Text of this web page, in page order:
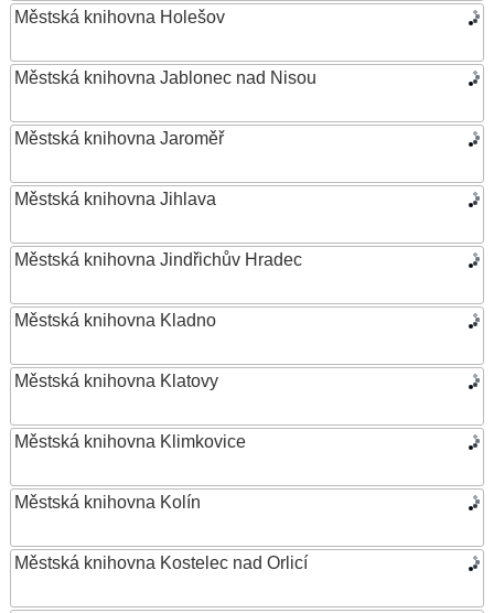
Městská knihovna Holešov
Městská knihovna Jablonec nad Nisou
Městská knihovna Jaroměř
Městská knihovna Jihlava
Městská knihovna Jindřichův Hradec
Městská knihovna Kladno
Městská knihovna Klatovy
Městská knihovna Klimkovice
Městská knihovna Kolín
Městská knihovna Kostelec nad Orlicí